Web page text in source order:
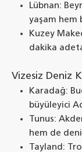
Lübnan:
yaşam hem
Kuzey
dakika
Vizesiz Deniz
Karadağ:
büyüleyici
Tunus:
hem de
Tayland: